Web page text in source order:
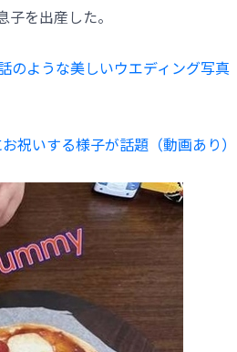
を出産した。
のような美しいウエディング写真
祝いする様子が話題（動画あり）